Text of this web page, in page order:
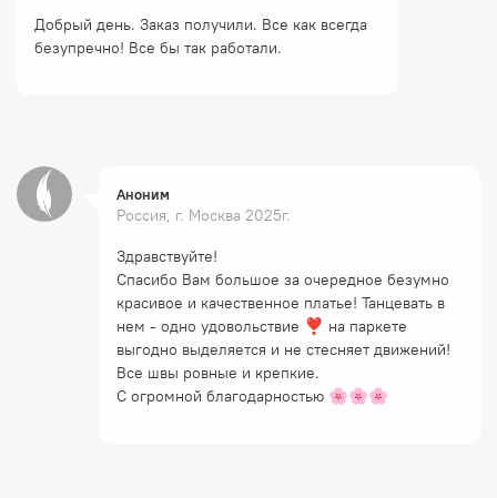
Добрый день. Заказ получили. Все как всегда
безупречно! Все бы так работали.
Аноним
Россия, г. Москва 2025г.
Здравствуйте!
Спасибо Вам большое за очередное безумно
красивое и качественное платье! Танцевать в
нем - одно удовольствие ❣️ на паркете
выгодно выделяется и не стесняет движений!
Все швы ровные и крепкие.
С огромной благодарностью 🌸🌸🌸